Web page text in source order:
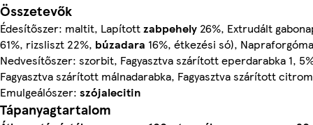
Összetevők
Édesítőszer: maltit, Lapítottzabpehely 26%, Extrudált
61%, rizsliszt 22%, búzadara 16%, étkezési só),
Nedvesítőszer: szorbit, Fagyasztva szárított eperdarabka 1,
Fagyasztva szárított málnadarabka, Fagyasztva szárított
Emulgeálószer: szójalecitin
Tápanyagtartalom